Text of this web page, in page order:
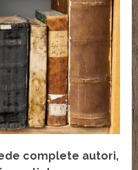
complete autori,